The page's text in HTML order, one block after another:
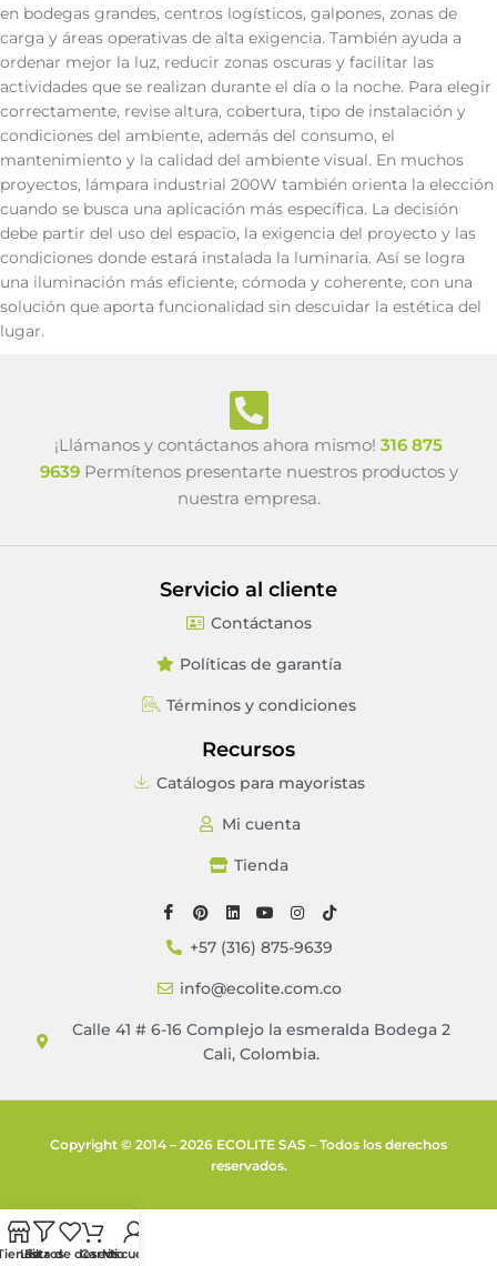
en bodegas grandes, centros logísticos, galpones, zonas de
carga y áreas operativas de alta exigencia. También ayuda a
ordenar mejor la luz, reducir zonas oscuras y facilitar las
actividades que se realizan durante el día o la noche. Para elegir
correctamente, revise altura, cobertura, tipo de instalación y
condiciones del ambiente, además del consumo, el
mantenimiento y la calidad del ambiente visual. En muchos
proyectos, lámpara industrial 200W también orienta la elección
cuando se busca una aplicación más específica. La decisión
debe partir del uso del espacio, la exigencia del proyecto y las
condiciones donde estará instalada la luminaria. Así se logra
una iluminación más eficiente, cómoda y coherente, con una
solución que aporta funcionalidad sin descuidar la estética del
lugar.
¡Llámanos y contáctanos ahora mismo! 316 875
9639Permítenos presentarte nuestros productos y
nuestra empresa.
Servicio al cliente
Contáctanos
Políticas de garantía
Términos y condiciones
Recursos
Catálogos para mayoristas
Mi cuenta
Tienda
+57 (316) 875-9639
info@ecolite.com.co
Calle 41 # 6-16 Complejo la esmeralda Bodega 2
Cali, Colombia.
Copyright © 2014 – 2026 ECOLITE SAS – Todos los derechos
reservados.
Filtros
Lista de deseos
CarritoMi cuenta